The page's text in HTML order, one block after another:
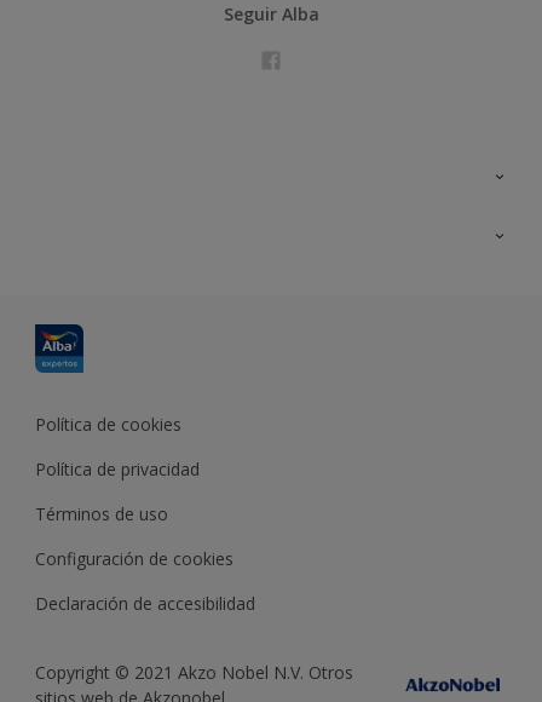
Seguir Alba
Política de cookies
Política de privacidad
Términos de uso
Configuración de cookies
Declaración de accesibilidad
Copyright © 2021 Akzo Nobel N.V. Otros
sitios web de Akzonobel